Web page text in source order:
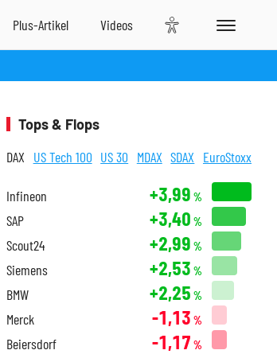
Tops & Flops
DAX US Tech 100 US 30 MDAX SDAX EuroStoxx
Infineon +3,99 %
SAP +3,40 %
Scout24 +2,99 %
Siemens +2,53 %
BMW +2,25 %
Merck -1,13 %
Beiersdorf -1,17 %